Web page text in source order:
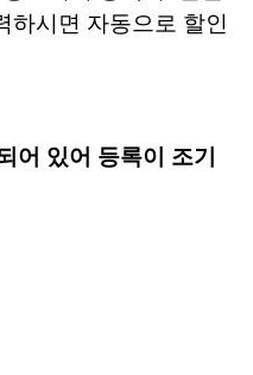
하시면 자동으로 할인
어 있어 등록이 조기